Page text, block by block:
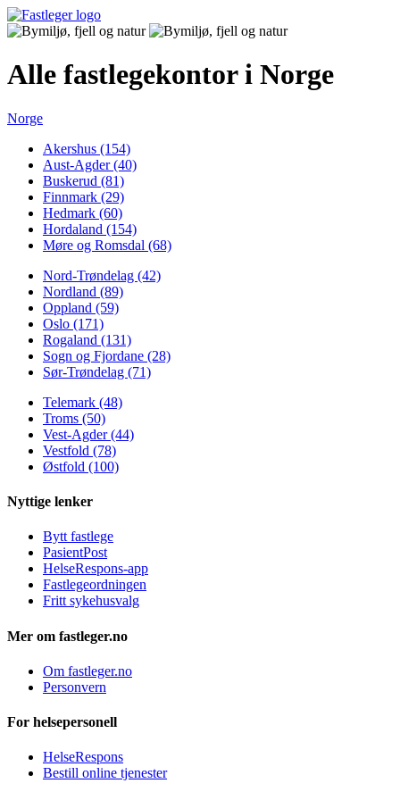
Alle fastlegekontor i Norge
Norge
Akershus (154)
Aust-Agder (40)
Buskerud (81)
Finnmark (29)
Hedmark (60)
Hordaland (154)
Møre og Romsdal (68)
Nord-Trøndelag (42)
Nordland (89)
Oppland (59)
Oslo (171)
Rogaland (131)
Sogn og Fjordane (28)
Sør-Trøndelag (71)
Telemark (48)
Troms (50)
Vest-Agder (44)
Vestfold (78)
Østfold (100)
Nyttige lenker
Bytt fastlege
PasientPost
HelseRespons-app
Fastlegeordningen
Fritt sykehusvalg
Mer om fastleger.no
Om fastleger.no
Personvern
For helsepersonell
HelseRespons
Bestill online tjenester